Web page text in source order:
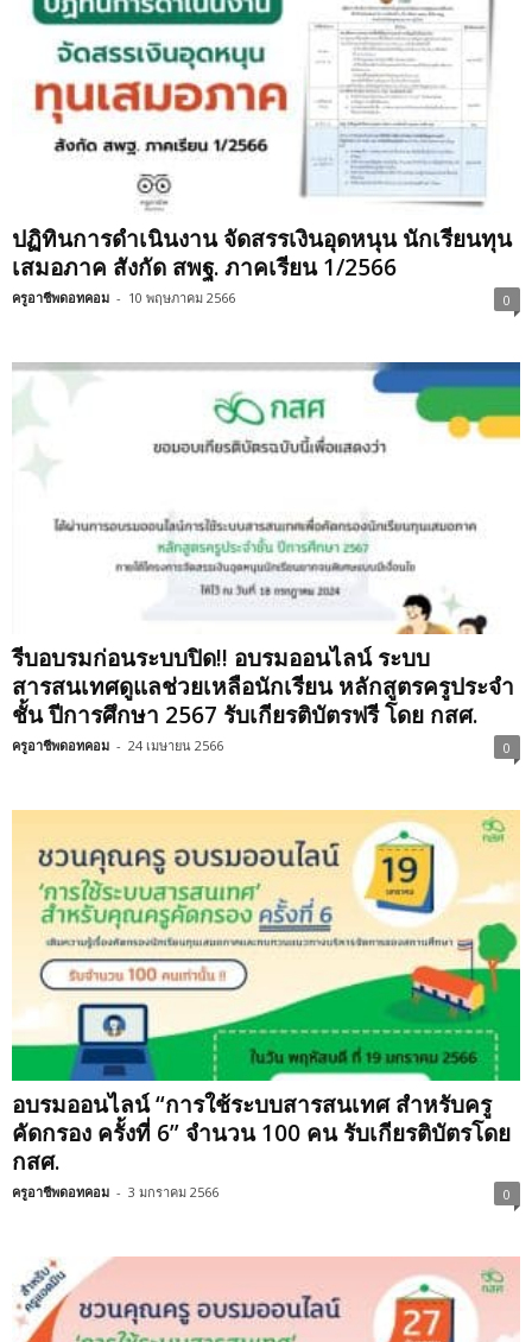
ปฏิทินการดำเนินงาน จัดสรรเงินอุดหนุน นักเรียนทุน
เสมอภาค สังกัด สพฐ. ภาคเรียน 1/2566
ครูอาชีพดอทคอม - 10 พฤษภาคม 2566 0
รีบอบรมก่อนระบบปิด‼️ อบรมออนไลน์ ระบบ
สารสนเทศดูแลช่วยเหลือนักเรียน หลักสูตรครูประจำ
ชั้น ปีการศึกษา 2567 รับเกียรติบัตรฟรี โดย กสศ.
ครูอาชีพดอทคอม - 24 เมษายน 2566 0
อบรมออนไลน์ “การใช้ระบบสารสนเทศ สำหรับครู
คัดกรอง ครั้งที่ 6” จำนวน 100 คน รับเกียรติบัตรโดย
กสศ.
ครูอาชีพดอทคอม - 3 มกราคม 2566 0